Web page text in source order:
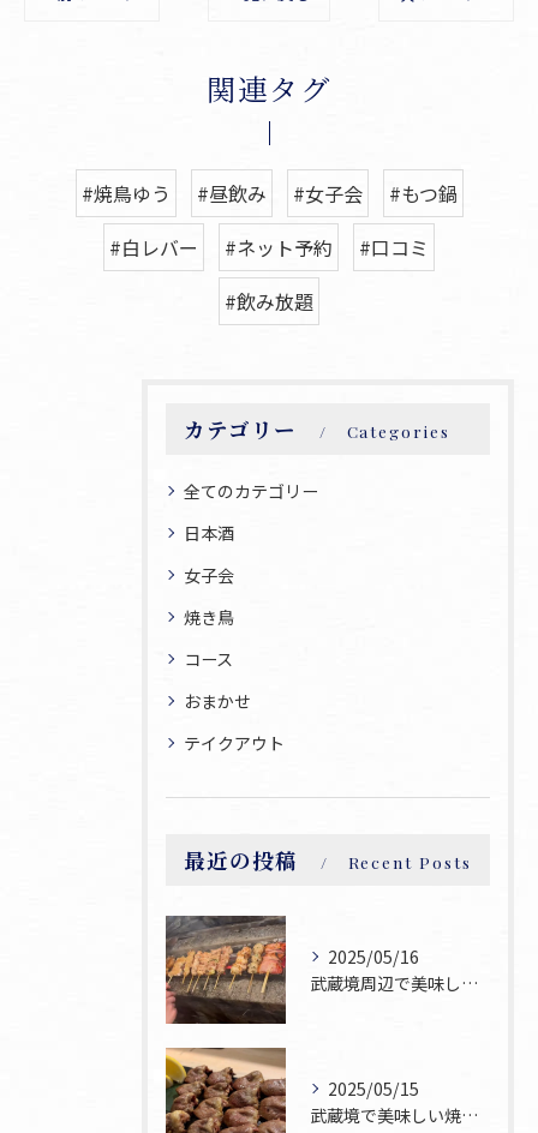
関連タグ
#焼鳥ゆう #昼飲み #女子会
#もつ鍋
#白レバー
#ネット予約
#口コミ
#飲み放題
カテゴリー Categories
全てのカテゴリー
日本酒
女子会
焼き鳥
コース
おまかせ
テイクアウト
最近の投稿 Recent Posts
2025/05/16
武蔵境周辺で美味しい焼鳥が食べられるお店焼鳥ゆうです♪
2025/05/15
武蔵境で美味しい焼鳥お探しならぜひ焼鳥ゆうへお越し下さい！